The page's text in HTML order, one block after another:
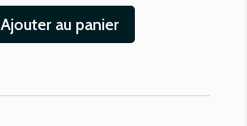
Ajouter au panier